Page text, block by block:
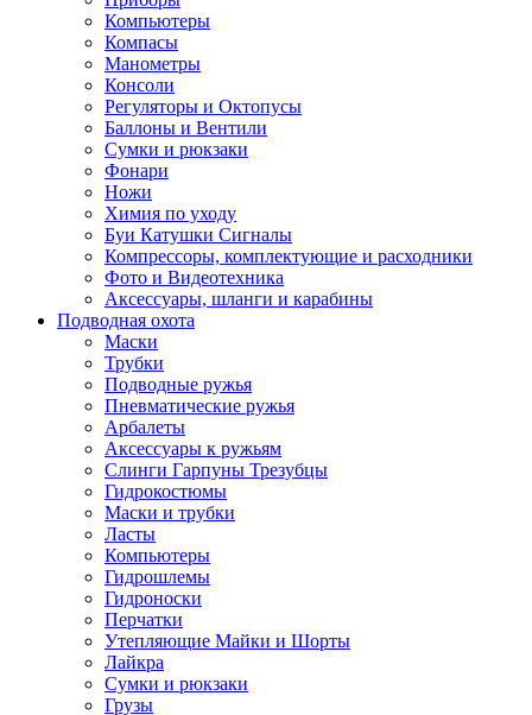
Компьютеры
Компасы
Манометры
Консоли
Регуляторы и Октопусы
Баллоны и Вентили
Сумки и рюкзаки
Фонари
Ножи
Химия по уходу
Буи Катушки Сигналы
Компрессоры, комплектующие и расходники
Фото и Видеотехника
Аксессуары, шланги и карабины
Подводная охота
Маски
Трубки
Подводные ружья
Пневматические ружья
Арбалеты
Аксессуары к ружьям
Слинги Гарпуны Трезубцы
Гидрокостюмы
Маски и трубки
Ласты
Компьютеры
Гидрошлемы
Гидроноски
Перчатки
Утепляющие Майки и Шорты
Лайкра
Сумки и рюкзаки
Грузы